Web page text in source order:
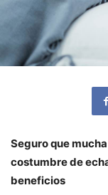
Seguro que
costumbre de
beneficios